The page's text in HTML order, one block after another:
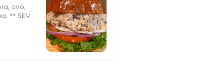
ovo,
** SEM